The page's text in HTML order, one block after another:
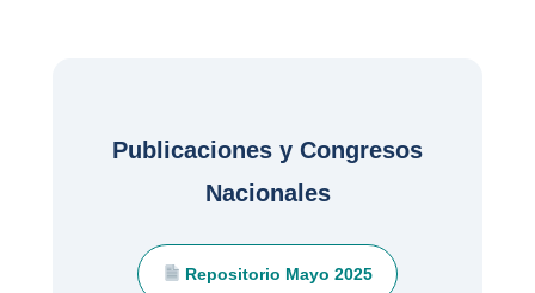
Publicaciones y Congresos
Nacionales
Repositorio Mayo 2025